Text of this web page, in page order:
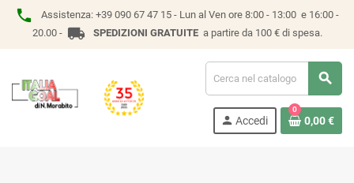
phone Assistenza: +39 090 67 47 15 - Lun al Ven ore 8:00 - 13:00 e 16:00 -
20.00 - local_shipping SPEDIZIONI GRATUITEa partire da 100 € di spesa.
search
person Accedi
0
0,00 €